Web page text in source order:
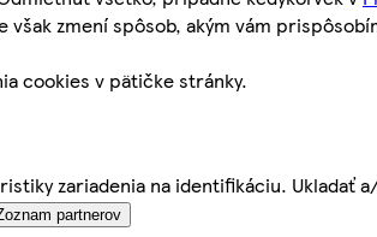
zmení spôsob, akým vám
cookies v pätičke stránky.
zariadenia na identifikáciu. Ukladať
partnerov